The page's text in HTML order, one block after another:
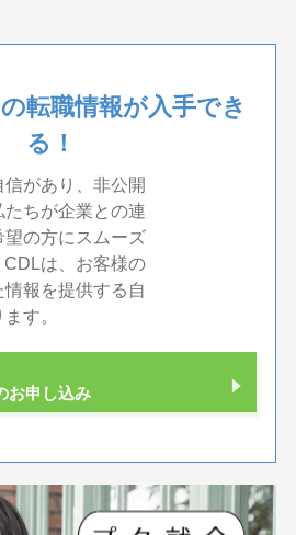
転職情報が入手でき
る！
があり、非公開
ちが企業との連
の方にスムーズ
は、お客様の
報を提供する自
す。
お申し込み